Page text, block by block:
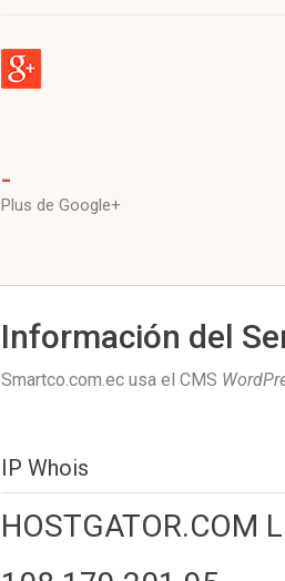
-
Plus de Google+
Información del
Smartco.com.ec usa el CMS
IP Whois
HOSTGATOR.COM